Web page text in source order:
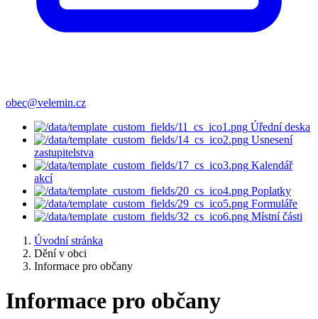
obec@velemin.cz
Úřední deska
Usnesení
zastupitelstva
Kalendář
akcí
Poplatky
Formuláře
Místní části
Úvodní stránka
Dění v obci
Informace pro občany
Informace pro občany